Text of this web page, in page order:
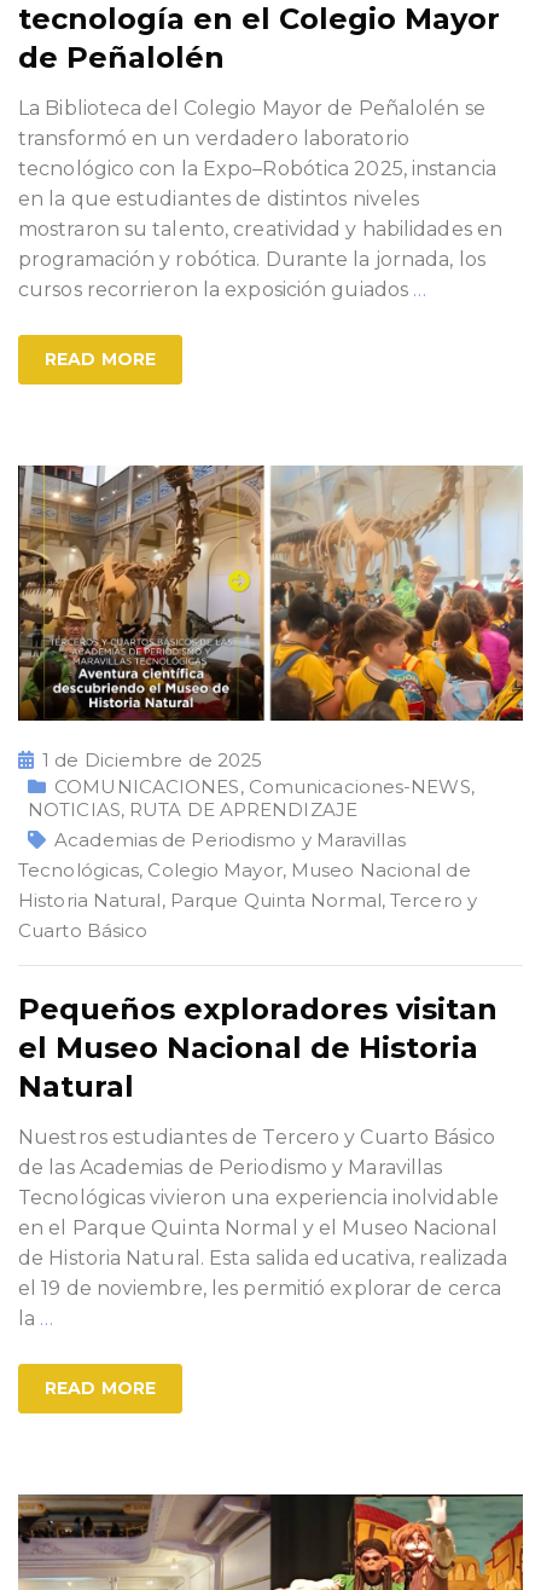
tecnología en el Colegio Mayor
de Peñalolén
La Biblioteca del Colegio Mayor de Peñalolén se
transformó en un verdadero laboratorio
tecnológico con la Expo–Robótica 2025, instancia
en la que estudiantes de distintos niveles
mostraron su talento, creatividad y habilidades en
programación y robótica. Durante la jornada, los
cursos recorrieron la exposición guiados …
READ MORE
1 de Diciembre de 2025
COMUNICACIONES, Comunicaciones-NEWS,
NOTICIAS, RUTA DE APRENDIZAJE
Academias de Periodismo y Maravillas
Tecnológicas, Colegio Mayor, Museo Nacional de
Historia Natural, Parque Quinta Normal,Tercero y
Cuarto Básico
Pequeños exploradores visitan
el Museo Nacional de Historia
Natural
Nuestros estudiantes de Tercero y Cuarto Básico
de las Academias de Periodismo y Maravillas
Tecnológicas vivieron una experiencia inolvidable
en el Parque Quinta Normal y el Museo Nacional
de Historia Natural. Esta salida educativa, realizada
el 19 de noviembre, les permitió explorar de cerca
la …
READ MORE